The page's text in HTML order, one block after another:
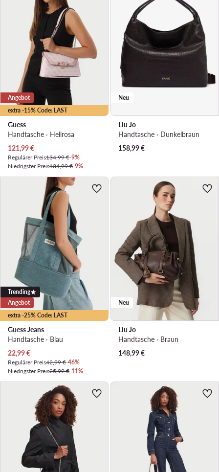
extra -15% Code: LAST
Angebot
Guess
Handtasche · Hellrosa
Aktueller Preis
121,99€
Regulärer Preis134,99 €-9%
Niedrigster Preis134,99 €-9%
Neu
Liu Jo
Handtasche · Dunkelbraun
158,99€
extra -25% Code: LAST
Trending
Angebot
Guess Jeans
Handtasche · Blau
Aktueller Preis
22,99€
Regulärer Preis42,99 €-46%
Niedrigster Preis25,99 €-11%
Neu
Liu Jo
Handtasche · Braun
148,99€